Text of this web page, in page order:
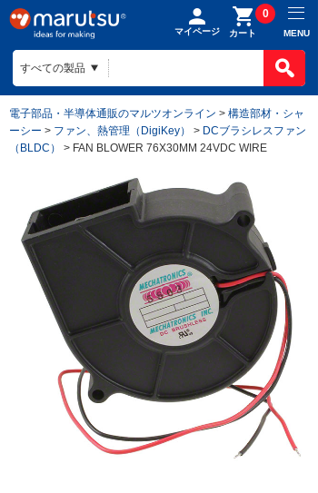
マイページ カート
0
MENU
電子部品・半導体通販のマルツオンライン > 構造部材・シャ
ーシー > ファン、熱管理（DigiKey） > DCブラシレスファン
（BLDC）
> FAN BLOWER 76X30MM 24VDC WIRE